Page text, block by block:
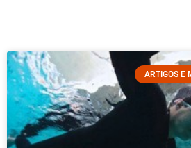
ARTIGOS E